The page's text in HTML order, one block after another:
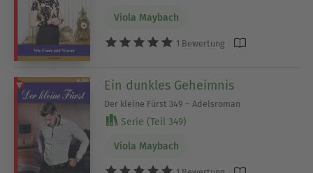
Viola Maybach
1 Bewertung
Ein dunkles Geheimnis
Der kleine Fürst 349 – Adelsroman
Serie (Teil 349)
Viola Maybach